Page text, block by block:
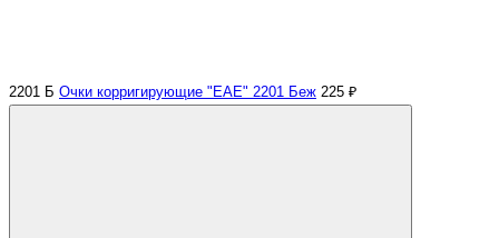
2201 Б Очки корригирующие "EAE" 2201 Беж 225 ₽